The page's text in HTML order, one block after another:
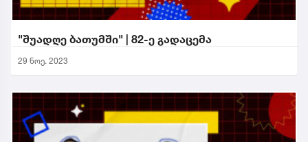
"შუადღე ბათუმში" | 82-ე გადაცემა
29 ნოე. 2023